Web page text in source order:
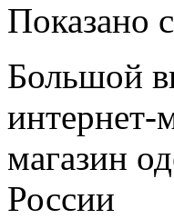
Показано
Большой
магазин
России